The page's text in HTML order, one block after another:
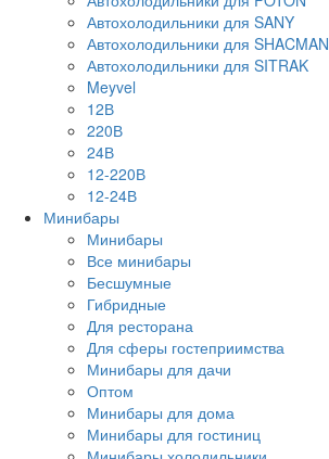
Автохолодильники для SANY
Автохолодильники для SHACMAN
Автохолодильники для SITRAK
Meyvel
12В
220В
24В
12-220В
12-24В
Минибары
Минибары
Все минибары
Бесшумные
Гибридные
Для ресторана
Для сферы гостеприимства
Минибары для дачи
Оптом
Минибары для дома
Минибары для гостиниц